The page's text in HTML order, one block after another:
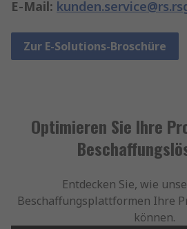
E-Mail:
Zur E-Solutions-Broschüre
Optimieren Sie Ihre
Entdecken Sie, wie
Beschaffungsplattformen Ihre
können.